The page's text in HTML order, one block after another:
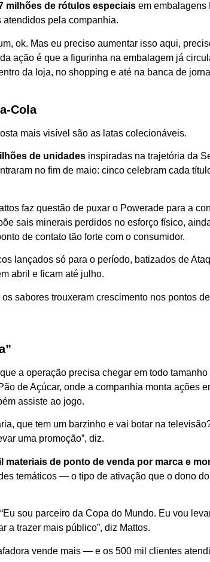
milhões de rótulos especiais em embalagens
pela companhia.
ok. Mas eu preciso aumentar isso aqui,
ação é que a figurinha na embalagem já
da loja, no shopping e até na banca de
Cola
mais visível são as latas colecionáveis.
de unidades inspiradas na trajetória da
no fim de maio: cinco celebram cada
faz questão de puxar o Powerade para a
sais minerais perdidos no esforço físico,
de contato tão forte com o consumidor.
lançados só para o período, batizados de
abril e ficam até julho.
sabores trouxeram crescimento nos pontos
a operação precisa chegar em todo
de Açúcar, onde a companhia monta ações
assiste ao jogo.
que tem um barzinho e vai botar na
uma promoção”, diz.
materiais de ponto de venda por marca e
temáticos — o tipo de ativação que o dono
sou parceiro da Copa do Mundo. Eu vou
a trazer mais público”, diz Mattos.
vende mais — e os 500 mil clientes